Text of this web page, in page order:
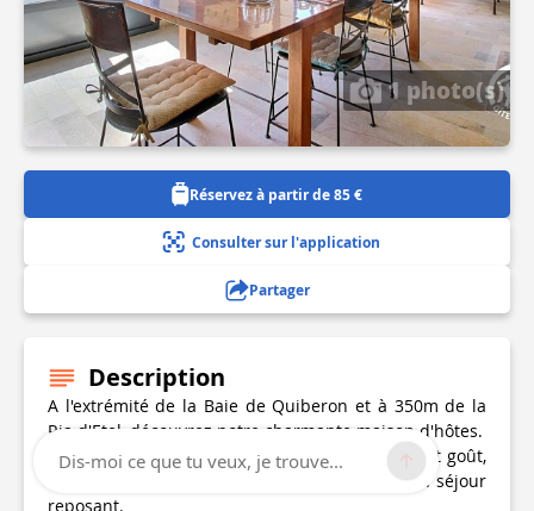
1 photo(s)
Réservez à partir de 85 €
Consulter sur l'application
Partager
Description
A l'extrémité de la Baie de Quiberon et à 350m de la
Ria d'Etel, découvrez notre charmante maison d'hôtes.
Les chambres spacieuses, décorées avec soin et goût,
vous offrent tout le confort nécessaire pour un séjour
reposant.
Dis-moi ce que tu veux, je trouve...